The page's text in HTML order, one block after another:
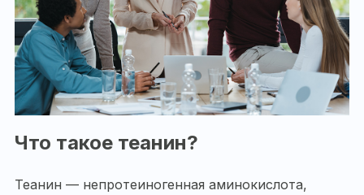
Что такое теанин?
Теанин — непротеиногенная аминокислота,